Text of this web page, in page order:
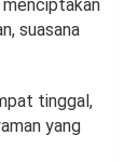
menciptakan
suasana
tinggal,
yang